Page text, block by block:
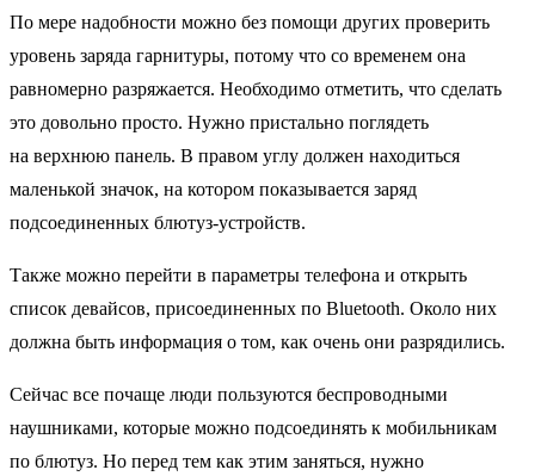
По мере надобности можно без помощи других проверить
уровень заряда гарнитуры, потому что со временем она
равномерно разряжается. Необходимо отметить, что сделать
это довольно просто. Нужно пристально поглядеть
на верхнюю панель. В правом углу должен находиться
маленькой значок, на котором показывается заряд
подсоединенных блютуз-устройств.
Также можно перейти в параметры телефона и открыть
список девайсов, присоединенных по Bluetooth. Около них
должна быть информация о том, как очень они разрядились.
Сейчас все почаще люди пользуются беспроводными
наушниками, которые можно подсоединять к мобильникам
по блютуз. Но перед тем как этим заняться, нужно